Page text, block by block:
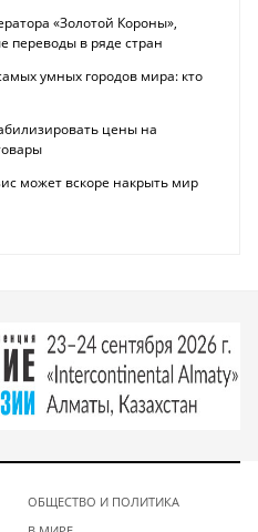
«Золотой Короны»,
переводы в ряде стран
умных городов мира: кто
цены на
может вскоре накрыть мир
ОБЩЕСТВО И ПОЛИТИКА